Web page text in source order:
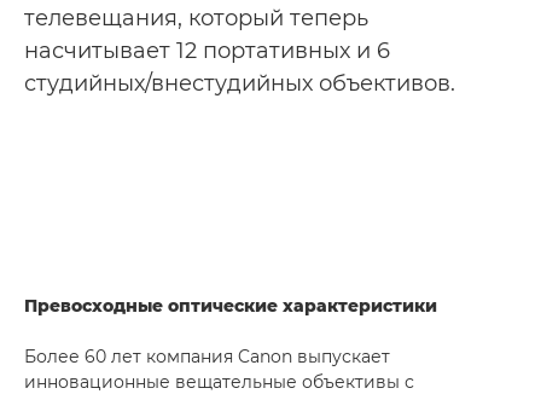
телевещания, который теперь
насчитывает 12 портативных и 6
студийных/внестудийных объективов.
Превосходные оптические характеристики
Более 60 лет компания Canon выпускает
инновационные вещательные объективы с